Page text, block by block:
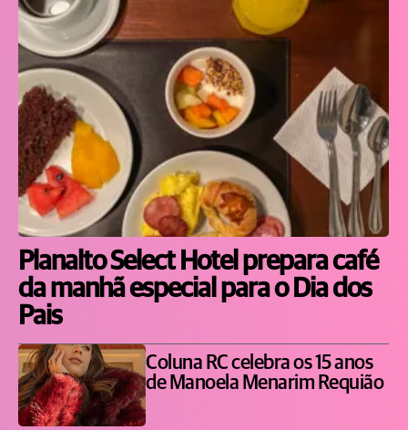
Planalto Select Hotel prepara café
da manhã especial para o Dia dos
Pais
Coluna RC celebra os 15 anos
de Manoela Menarim Requião